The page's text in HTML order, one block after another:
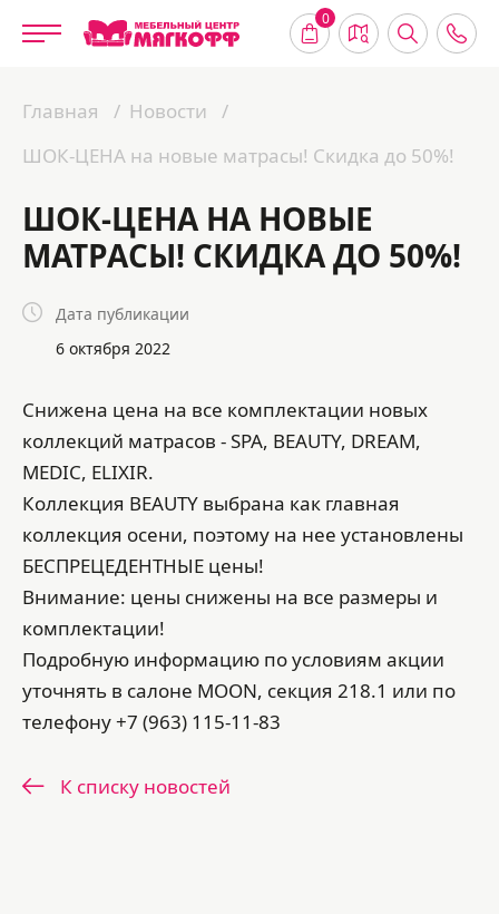
0
Главная
Новости
ШОК-ЦЕНА на новые матрасы! Скидка до 50%!
ШОК-ЦЕНА НА НОВЫЕ
МАТРАСЫ! СКИДКА ДО 50%!
Дата публикации
6 октября 2022
Снижена цена на все комплектации новых
коллекций матрасов - SPA, BEAUTY, DREAM,
MEDIC, ELIXIR.
Коллекция BEAUTY выбрана как главная
коллекция осени, поэтому на нее установлены
БЕСПРЕЦЕДЕНТНЫЕ цены!
Внимание: цены снижены на все размеры и
комплектации!
Подробную информацию по условиям акции
уточнять в салоне MOON, секция 218.1 или по
телефону +7 (963) 115-11-83
К списку новостей